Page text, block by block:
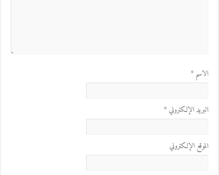
الاسم*
البريد الإلكتروني*
الموقع الإلكتروني